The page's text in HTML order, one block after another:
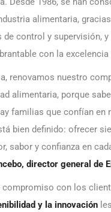
alimentaria,
control y supervisión, y
con la excelencia
renovamos nuestro
alimentaria, porque
familias que confían en
bien definido: ofrecer
sabor y confianza en
director general de
compromiso con los
y la innovación